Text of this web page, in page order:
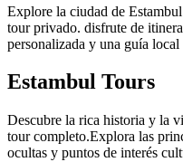
Explore la ciudad de
tour privado. disfrute de
personalizada y una guía
Estambul Tours
Descubre la rica historia y la
tour completo.Explora las
ocultas y puntos de interés